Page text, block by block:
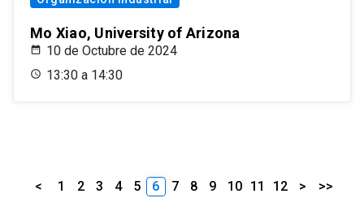
Mo Xiao, University of Arizona
10 de Octubre de 2024
13:30 a 14:30
< 1 2 3 4 5 6 7 8 9 10 11 12 > >>